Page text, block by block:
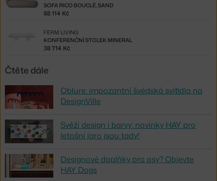
SOFA RICO BOUCLÉ, SAND
88 114 Kč
KONFERENČNÍ STOLEK MINERAL
FERM LIVING
38 714 Kč
Čtěte dále
Oblure: impozantní švédská svítidla na
DesignVille
Svěží design i barvy: novinky HAY pro
letošní jaro jsou tady!
Designové doplňky pro psy? Objevte
HAY Dogs